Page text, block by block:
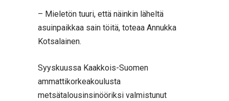
– Mieletön tuuri, että näinkin läheltä
asuinpaikkaa sain töitä, toteaa Annukka
Kotsalainen.
Syyskuussa Kaakkois-Suomen
ammattikorkeakoulusta
metsätalousinsinööriksi valmistunut